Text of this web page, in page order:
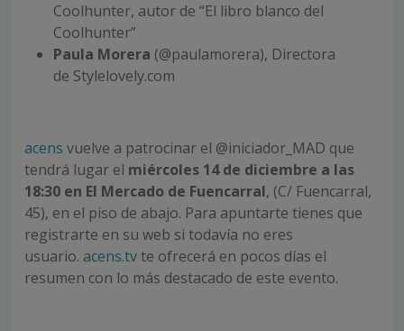
Coolhunter, autor de “El libro blanco del
Coolhunter”
Paula Morera (@paulamorera), Directora
de Stylelovely.com
acens vuelve a patrocinar el @iniciador_MAD que
tendrá lugar el miércoles 14 de diciembre a las
18:30 en El Mercado de Fuencarral, (C/ Fuencarral,
45), en el piso de abajo. Para apuntarte tienes que
registrarte en su web si todavía no eres
usuario. acens.tvte ofrecerá en pocos días el
resumen con lo más destacado de este evento.